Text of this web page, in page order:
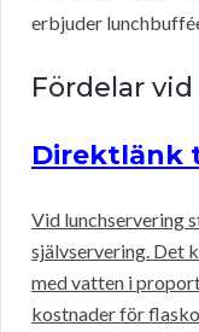
erbjuder
Fördelar
Direktlänk
Vid lunchservering
självservering. Det
med vatten i
kostnader för